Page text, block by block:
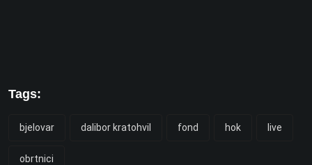
Tags:
bjelovar dalibor kratohvil fond hok live
obrtnici